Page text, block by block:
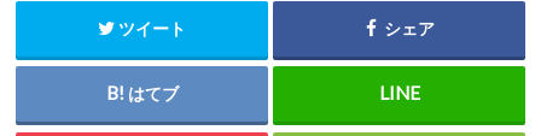
ツイート シェア
はてブ